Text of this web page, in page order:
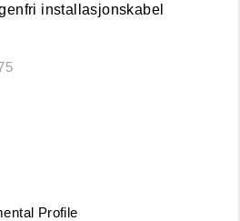
installasjonskabel
Profile